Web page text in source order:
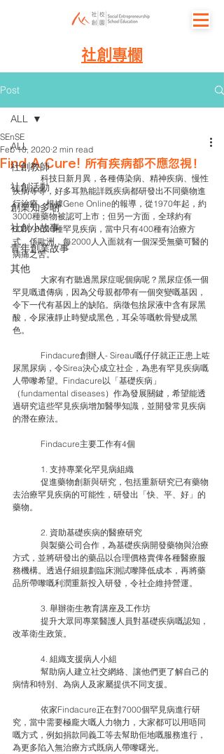
社創專欄
Post
ALL
社創教師
社創活動
創業知多啲
社創小故事
青年創業故事
其他
ALL
Find A Cure! 所有疾病都不應忽視！
SEnSE
Feb 10, 2020 2 min read
疾病等等，好多耳熟能詳既疾病都研發出不同藥物進
行治療。根據Gene Online的報導，從1970年起，約
3000種藥物被認可上市；但另一方面，全球約有
6000-8000種罕見疾病，當中只有400種有治療方
式，係歐洲，每2000人入面就有一個深受無藥可醫的
病痛之苦。
罕見嘅遺傳病，因為父母親都帶有一個突變嘅基因，
令下一代有基因上的缺陷。病徵包捨尿液中含有尿黑
酸，令尿液靜止時變成黑色，耳朵等嘅軟骨變成黑
色。
尿黑尿病，令Sirea決心成立社企，為患有罕見疾病嘅
人帶嚟希望。Findacure以「基礎疾病」
（fundamental diseases）作為發展關鍵，希望能透
過研究這些罕見疾病增加醫學知識，並開發常見疾病
的潛在療法。
	Findacure主要工作有4個
	1. 支持專業化罕見病組織
去治療罕見疾病的可能性，研發出「快、平、好」的
藥物。
	2. 資助基礎疾病的醫療研究
方式，並將研發出的藥品以合理價格賣俾各種醫療服
務機構。透過仔細規劃臨床測試嚟降低成本，再將藥
品所帶嚟嘅利潤重新投入研發，令社企維持營運。
	3. 舉辦衛生教育講座及工作坊
改革衛生政策。
	4. 組織支援病人小組
病情和特別、為病人及家屬提供不同支援。
究，當中需要極龐大嘅人力物力，大家都可以用唔同
嘅方式，例如捐款同義工等去幫助佢地嘅服務進行，
為更多陷入無治療方式既病人帶嚟曙光。